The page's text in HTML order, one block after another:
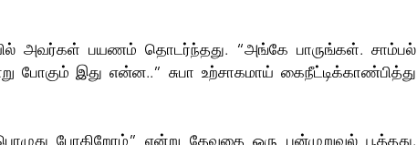
அவர்கள் பயணம் தொடர்ந்தது. “அங்கே பாருங்கள். சாம்பல்
போகும் இது என்ன..” சுபா உற்சாகமாய் கைநீட்டிக்காண்பித்து
போகிறோம்” என்று தேவதை ஒரு புன்முறுவல் பூத்தது.